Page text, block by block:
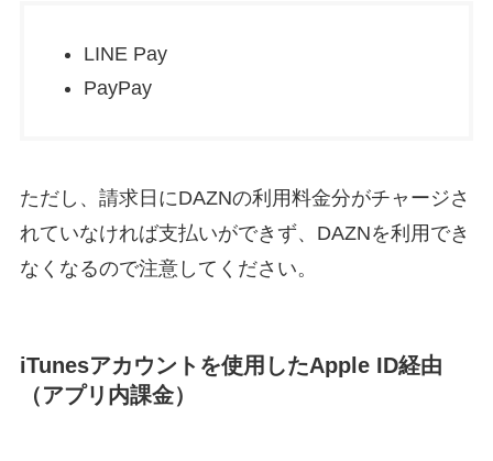
LINE Pay
PayPay
ただし、請求日にDAZNの利用料金分がチャージさ
れていなければ支払いができず、DAZNを利用でき
なくなるので注意してください。
iTunesアカウントを使用したApple ID経由
（アプリ内課金）